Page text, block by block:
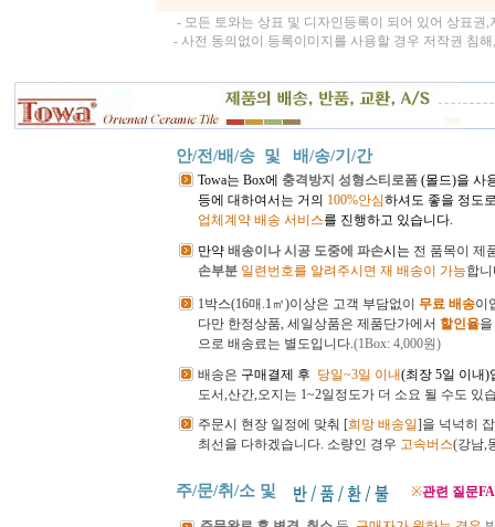
- 모든 토와는 상표 및 디자인등록이 되어 있어 상표
- 사전 동의없이 등록이미지를 사용할 경우 저작권 침
안/전/배/송 및 배/송/기/간
Towa는 Box에 충격방지 성형스티로폼 (몰드)을 사
등에 대하여서는 거의 100%안심하셔도 좋을 정도
업체계약 배송 서비스를 진행하고 있습니다.
만약 배송이나 시공 도중에 파손시는 전 품목이 제
손부분 일련번호를 알려주시면 재 배송이 가능합
1박스(16매.1㎡)이상은 고객 부담없이 무료 배송이
다만 한정상품, 세일상품은 제품단가에서 할인율을
으로 배송료는 별도입니다.(1Box: 4,000원)
배송은 구매결제 후 당일~3일 이내(최장 5일 이내)
도서,산간,오지는 1~2일정도가 더 소요 될 수도 있
주문시 현장 일정에 맞춰 [희망 배송일]을 넉넉히
최선을 다하겠습니다. 소량인 경우 고속버스(강남,
주/문/취/소 및 ※관련 질문